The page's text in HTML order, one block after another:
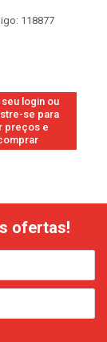
118877
seu login ou
se para
preços e
ofertas!